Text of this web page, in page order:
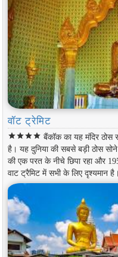
वॉट ट्रेमिट
starstarstarstar बैंकॉक का यह मंदिर ठोस
है। यह दुनिया की सबसे बड़ी ठोस
की एक परत के नीचे छिपा रहा और
वाट ट्रैमिट में सभी के लिए दृश्यमान है।